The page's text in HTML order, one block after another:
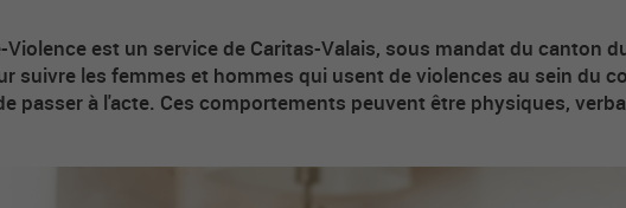
est un service de Caritas-Valais, sous mandat du canton
suivre les femmes et hommes qui usent de violences au sein du
passer à l'acte. Ces comportements peuvent être physiques,